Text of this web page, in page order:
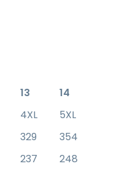
13
14
4XL
5XL
329
354
237 248